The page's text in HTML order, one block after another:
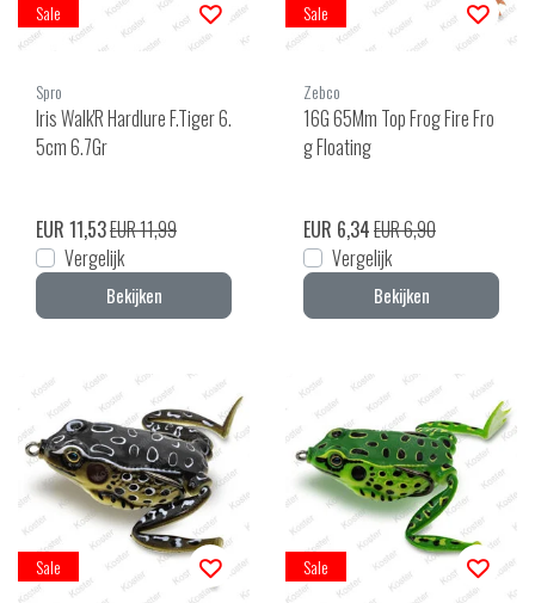
Sale
Spro
Iris Walk'R Hardlure F.Tiger 6.
5cm 6.7Gr
EUR 11,53EUR 11,99
Vergelijk
Bekijken
Sale
Zebco
16G 65Mm Top Frog Fire Fro
g Floating
EUR 6,34EUR 6,90
Vergelijk
Bekijken
Sale Sale